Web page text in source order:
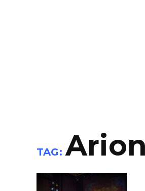
TAG: